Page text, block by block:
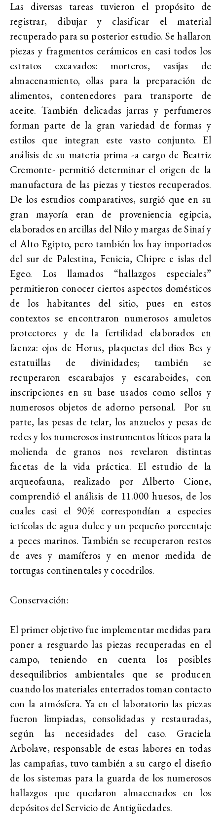
Las diversas tareas tuvieron el propósito de
registrar, dibujar y clasificar el material
recuperado para su posterior estudio. Se hallaron
piezas y fragmentos cerámicos en casi todos los
estratos excavados: morteros, vasijas de
almacenamiento, ollas para la preparación de
alimentos, contenedores para transporte de
aceite. También delicadas jarras y perfumeros
forman parte de la gran variedad de formas y
estilos que integran este vasto conjunto. El
análisis de su materia prima -a cargo de Beatriz
Cremonte- permitió determinar el origen de la
manufactura de las piezas y tiestos recuperados.
De los estudios comparativos, surgió que en su
gran mayoría eran de proveniencia egipcia,
elaborados en arcillas del Nilo y margas de Sinaí y
el Alto Egipto, pero también los hay importados
del sur de Palestina, Fenicia, Chipre e islas del
Egeo. Los llamados “hallazgos especiales”
permitieron conocer ciertos aspectos domésticos
de los habitantes del sitio, pues en estos
contextos se encontraron numerosos amuletos
protectores y de la fertilidad elaborados en
faenza: ojos de Horus, plaquetas del dios Bes y
estatuillas de divinidades; también se
recuperaron escarabajos y escaraboides, con
inscripciones en su base usados como sellos y
numerosos objetos de adorno personal. Por su
parte, las pesas de telar, los anzuelos y pesas de
redes y los numerosos instrumentos líticos para la
molienda de granos nos revelaron distintas
facetas de la vida práctica. El estudio de la
arqueofauna, realizado por Alberto Cione,
comprendió el análisis de 11.000 huesos, de los
cuales casi el 90% correspondían a especies
ictícolas de agua dulce y un pequeño porcentaje
a peces marinos. También se recuperaron restos
de aves y mamíferos y en menor medida de
tortugas continentales y cocodrilos.
Conservación:
El primer objetivo fue implementar medidas para
poner a resguardo las piezas recuperadas en el
campo, teniendo en cuenta los posibles
desequilibrios ambientales que se producen
cuando los materiales enterrados toman contacto
con la atmósfera. Ya en el laboratorio las piezas
fueron limpiadas, consolidadas y restauradas,
según las necesidades del caso. Graciela
Arbolave, responsable de estas labores en todas
las campañas, tuvo también a su cargo el diseño
de los sistemas para la guarda de los numerosos
hallazgos que quedaron almacenados en los
depósitos del Servicio de Antigüedades.